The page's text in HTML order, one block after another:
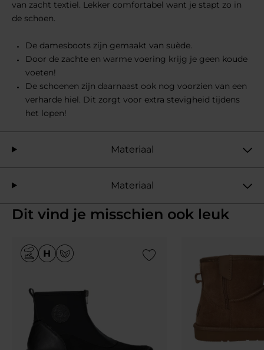
van zacht textiel. Lekker comfortabel want je stapt zo in
de schoen.
De damesboots zijn gemaakt van suède.
Door de zachte en warme voering krijg je geen koude
voeten!
De schoenen zijn daarnaast ook nog voorzien van een
verharde hiel. Dit zorgt voor extra stevigheid tijdens
het lopen!
Materiaal
Materiaal
Dit vind je misschien ook leuk
Add to Wishlist